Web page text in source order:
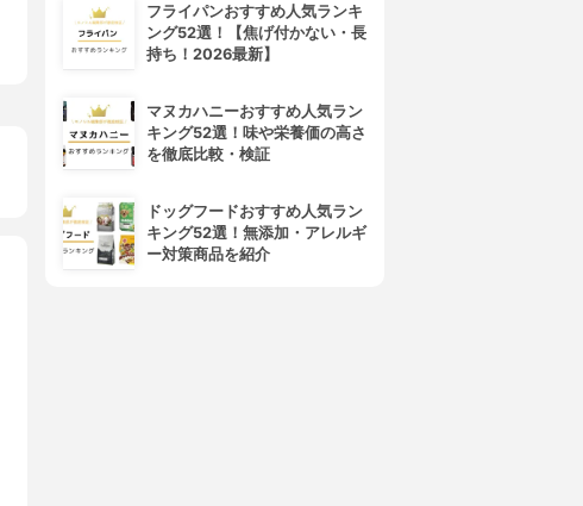
フライパンおすすめ人気ランキ
ング52選！【焦げ付かない・長
持ち！2026最新】
マヌカハニーおすすめ人気ラン
キング52選！味や栄養価の高さ
を徹底比較・検証
ドッグフードおすすめ人気ラン
キング52選！無添加・アレルギ
ー対策商品を紹介